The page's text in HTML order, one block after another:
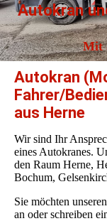
Autokran
Mit
Autokran
Fahrer/
aus Herne
Wir sind Ihr
eines Autokranes.
den Raum Herne,
Bochum,
Sie möchten
an oder schreiben